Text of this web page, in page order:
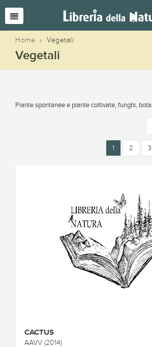
Home › Vegetali
Vegetali
Piante spontanee e piante coltivate, funghi,
1 2 3
CACTUS
AAVV (2014)